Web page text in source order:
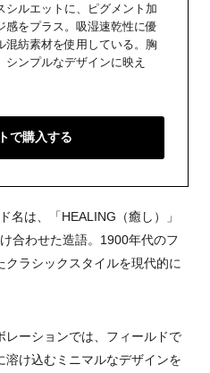
シルエットに、ピグメント加
感をプラス。吸湿速乾性に優
混紡素材を使用している。胸
ンプルなデザインに映え
で購入する
名は、「HEALING（癒し）」
合わせた造語。1900年代のフ
ラシックスタイルを現代的に
ーションでは、 フィールドで
け込むミニマルなデザインを